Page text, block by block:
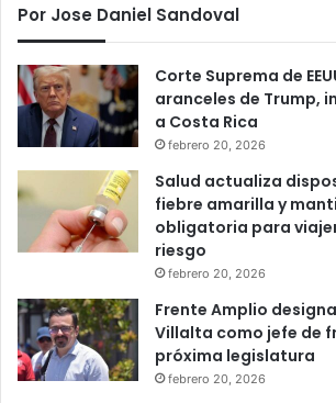
Por Jose Daniel Sandoval
Corte Suprema de
aranceles de Trump,
a Costa Rica
febrero 20, 2026
Salud actualiza
fiebre amarilla y
obligatoria para
riesgo
febrero 20, 2026
Frente Amplio
Villalta como jefe de
próxima legislatura
febrero 20, 2026